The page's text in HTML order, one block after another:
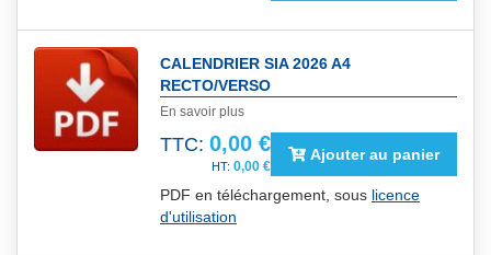
CALENDRIER SIA 2026 A4
RECTO/VERSO
En savoir plus
TTC: 0,00 €
0,00 €
Ajouter au panier
PDF en téléchargement, sous licence
d'utilisation